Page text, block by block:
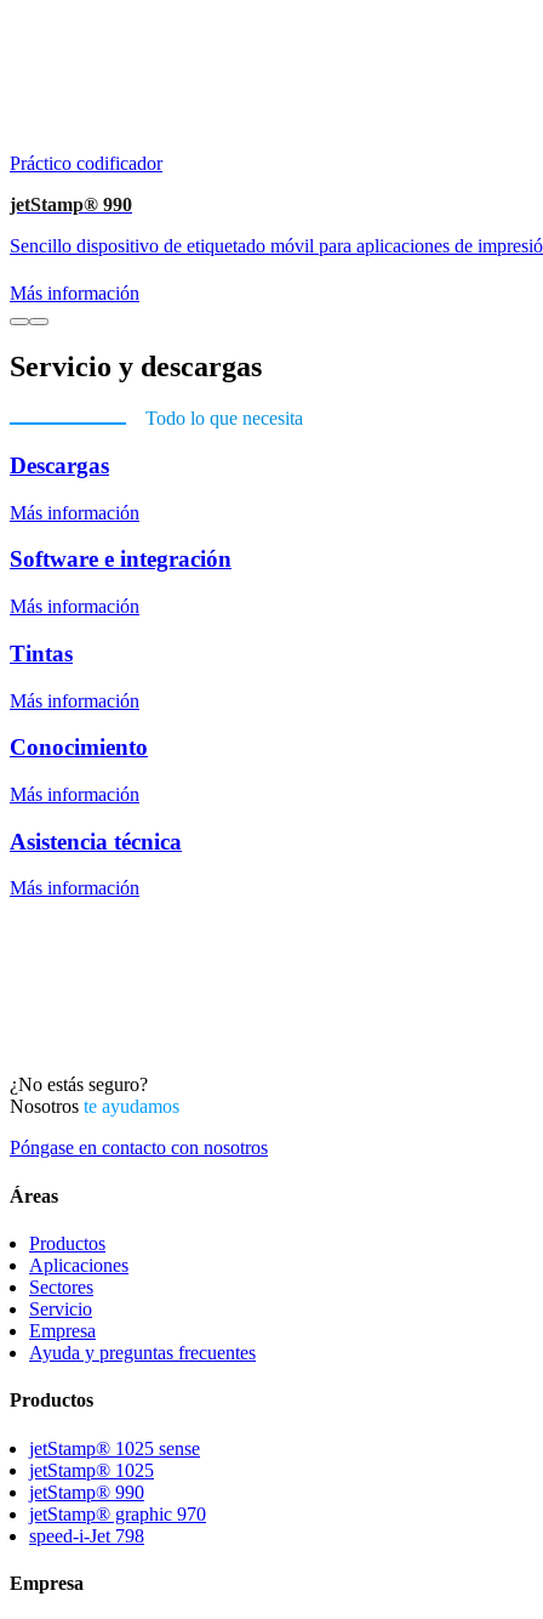
Práctico codificador
jetStamp® 990
Sencillo dispositivo de etiquetado móvil para aplicaciones de
Más información
Servicio y descargas
Todo lo que necesita
Descargas
Más información
Software e integración
Más información
Tintas
Más información
Conocimiento
Más información
Asistencia técnica
Más información
¿No estás seguro?
Nosotros te ayudamos
Póngase en contacto con nosotros
Áreas
Productos
Aplicaciones
Sectores
Servicio
Empresa
Ayuda y preguntas frecuentes
Productos
jetStamp® 1025 sense
jetStamp® 1025
jetStamp® 990
jetStamp® graphic 970
speed-i-Jet 798
Empresa